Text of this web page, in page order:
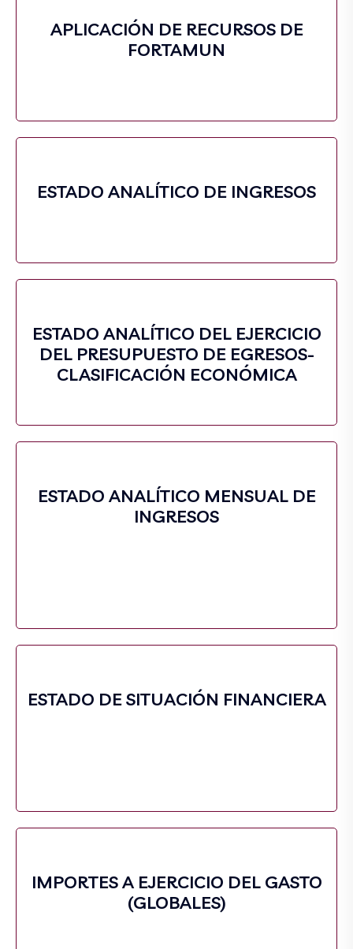
APLICACIÓN DE RECURSOS DE
FORTAMUN
ESTADO ANALÍTICO DE INGRESOS
ESTADO ANALÍTICO DEL EJERCICIO
DEL PRESUPUESTO DE EGRESOS-
CLASIFICACIÓN ECONÓMICA
ESTADO ANALÍTICO MENSUAL DE
INGRESOS
ESTADO DE SITUACIÓN FINANCIERA
IMPORTES A EJERCICIO DEL GASTO
(GLOBALES)